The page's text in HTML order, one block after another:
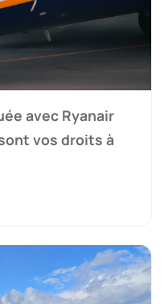
avec Ryanair
vos droits à